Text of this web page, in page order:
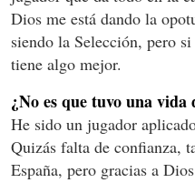
Dios me está dando la
siendo la Selección, pero
tiene algo mejor.
¿No es que tuvo una vida
He sido un jugador
Quizás falta de confianza,
España, pero gracias a